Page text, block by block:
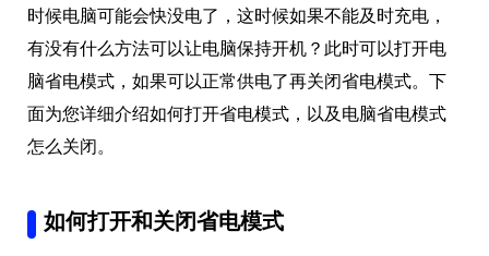
时候电脑可能会快没电了，这时候如果不能及时充电，
有没有什么方法可以让电脑保持开机？此时可以打开电
脑省电模式，如果可以正常供电了再关闭省电模式。下
面为您详细介绍如何打开省电模式，以及电脑省电模式
怎么关闭。
如何打开和关闭省电模式